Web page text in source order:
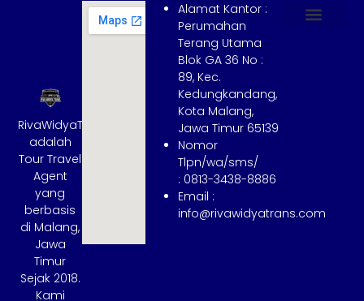
RivaWidyaTrans
adalah
Tour Travel
Agent
yang
berbasis
di Malang,
Jawa
Timur
Sejak 2018.
Kami
Alamat Kantor :
Perumahan
Terang Utama
Blok GA 36 No :
89, Kec.
Kedungkandang,
Kota Malang,
Jawa Timur 65139
Nomor
Tlpn/wa/sms/
: 0813-3438-8886
Email :
info@rivawidyatrans.com